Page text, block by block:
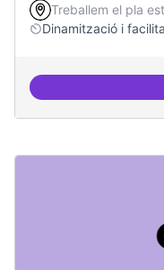
Treballem el pla
Dinamització i